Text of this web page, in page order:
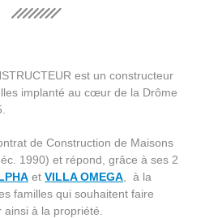
est un constructeur
implanté au cœur de la Drôme
de Construction de Maisons
1990) et répond, grâce à ses 2
et VILLA OMEGA
à la
familles qui souhaitent faire
à la propriété.